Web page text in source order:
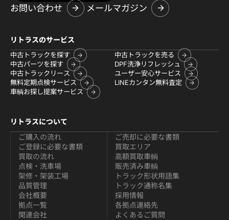
お問い合わせ
メールマガジン
リトラスのサービス
中古トラックを探す
中古トラックを売る
中古パーツを探す
DPF洗浄リフレッシュ
中古トラックリース
ユーザー安心サービス
無料定期点検サービス
LINEカンタン無料査定
車輌お探し提案サービス
リトラスについて
ご購入の流れ
ご登録に必要な書類
買取の流れ
ご売却に必要な書類
買取エリア
高額買取車輌
点検・洗車場
架修・架装工場
品質管理
販売済み車輌
トラック形状用語集
トラック通称名集
会社概要
拠点一覧
関連会社
採用情報
各拠点連絡先
よくあるご質問